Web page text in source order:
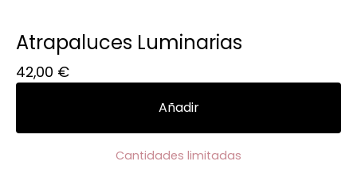
Atrapaluces Luminarias
42,00 €
Añadir
Cantidades limitadas